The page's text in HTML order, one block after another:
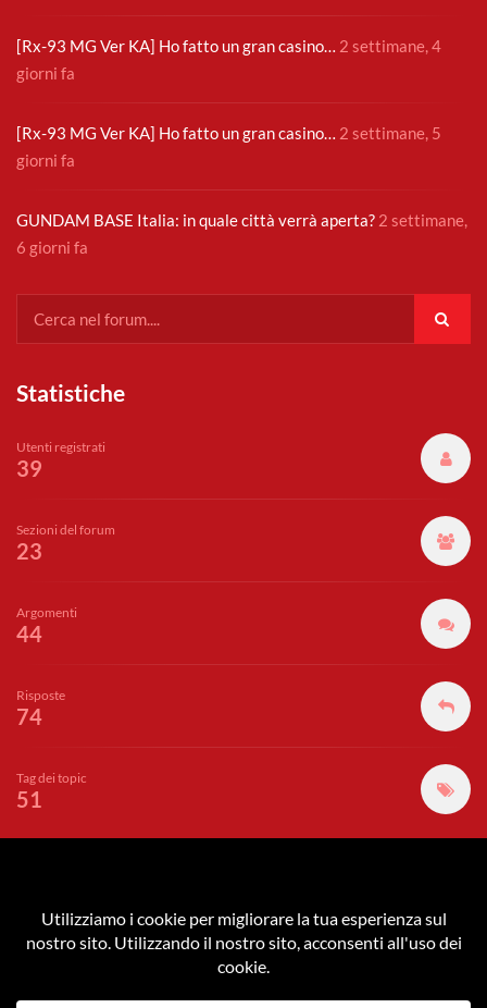
[Rx-93 MG Ver KA] Ho fatto un gran casino…
2 settimane, 4
giorni fa
[Rx-93 MG Ver KA] Ho fatto un gran casino…
2 settimane, 5
giorni fa
GUNDAM BASE Italia: in quale città verrà aperta? 2 settimane,
6 giorni fa
Statistiche
Utenti registrati
39
Sezioni del forum
23
Argomenti
44
Risposte
74
Tag dei topic
51
GUNPLA ACADEMYè parte del network diAkiba Gamers|
Zechs.it|Cutnip
Privacy Policy|Cookie Policy